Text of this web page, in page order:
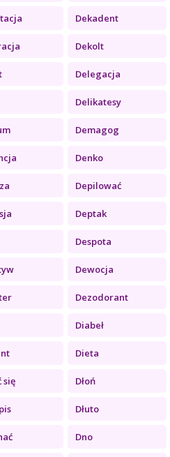
Dekadent
Dekolt
Delegacja
Delikatesy
Demagog
Denko
Depilować
Deptak
Despota
Dewocja
Dezodorant
Diabeł
Dieta
się Dłoń
Dłuto
Dno